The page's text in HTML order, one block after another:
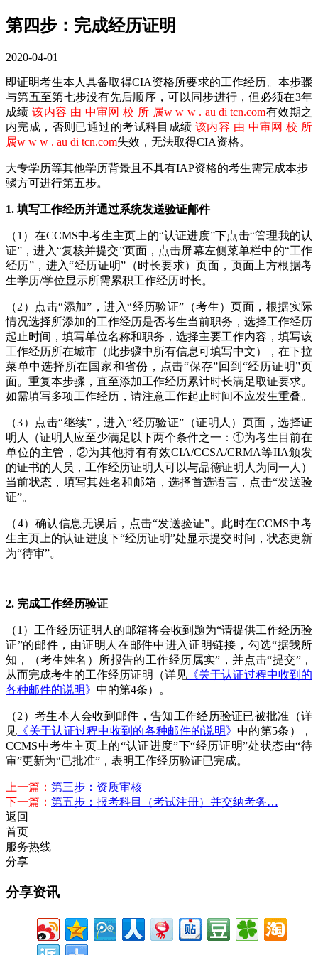
第四步：完成经历证明
2020-04-01
即证明考生本人具备取得CIA资格所要求的工作经历。本步骤
与第五至第七步没有先后顺序，可以同步进行，但必须在3年
成绩 该内容 由 中审网 校 所 属w w w . au di tcn.com有效期之
内完成，否则已通过的考试科目成绩 该内容 由 中审网 校 所
属w w w . au di tcn.com失效，无法取得CIA资格。
大专学历等其他学历背景且不具有IAP资格的考生需完成本步
骤方可进行第五步。
1. 填写工作经历并通过系统发送验证邮件
（1）在CCMS中考生主页上的“认证进度”下点击“管理我的认
证”，进入“复核并提交”页面，点击屏幕左侧菜单栏中的“工作
经历”，进入“经历证明”（时长要求）页面，页面上方根据考
生学历/学位显示所需累积工作经历时长。
（2）点击“添加”，进入“经历验证”（考生）页面，根据实际
情况选择所添加的工作经历是否考生当前职务，选择工作经历
起止时间，填写单位名称和职务，选择主要工作内容，填写该
工作经历所在城市（此步骤中所有信息可填写中文），在下拉
菜单中选择所在国家和省份，点击“保存”回到“经历证明”页
面。重复本步骤，直至添加工作经历累计时长满足取证要求。
如需填写多项工作经历，请注意工作起止时间不应发生重叠。
（3）点击“继续”，进入“经历验证”（证明人）页面，选择证
明人（证明人应至少满足以下两个条件之一：①为考生目前在
单位的主管，②为其他持有有效CIA/CCSA/CRMA等IIA颁发
的证书的人员，工作经历证明人可以与品德证明人为同一人）
当前状态，填写其姓名和邮箱，选择首选语言，点击“发送验
证”。
（4）确认信息无误后，点击“发送验证”。此时在CCMS中考
生主页上的认证进度下“经历证明”处显示提交时间，状态更新
为“待审”。
2. 完成工作经历验证
（1）工作经历证明人的邮箱将会收到题为“请提供工作经历验
证”的邮件，由证明人在邮件中进入证明链接，勾选“据我所
知，（考生姓名）所报告的工作经历属实”，并点击“提交”，
从而完成考生的工作经历证明（详见 《关于认证过程中收到的
各种邮件的说明》 中的第4条）。
（2）考生本人会收到邮件，告知工作经历验证已被批准（详
见 《关于认证过程中收到的各种邮件的说明》中的第5条），
CCMS中考生主页上的“认证进度”下“经历证明”处状态由“待
审”更新为“已批准”，表明工作经历验证已完成。
上一篇： 第三步：资质审核
下一篇： 第五步：报考科目（考试注册）并交纳考务…
返回
首页
服务热线
分享
分享资讯